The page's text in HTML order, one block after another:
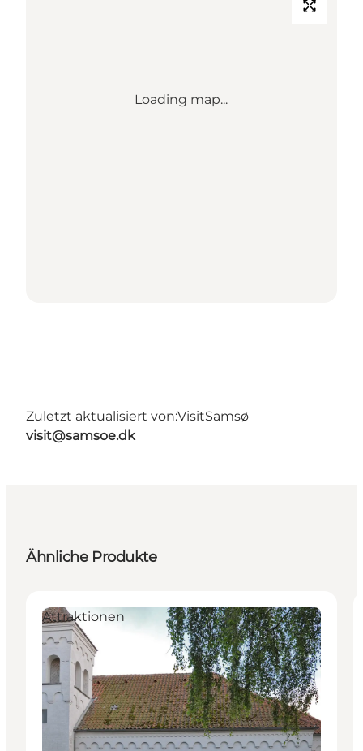
Loading map...
Zuletzt aktualisiert von:VisitSamsø
visit@samsoe.dk
Ähnliche Produkte
Attraktionen